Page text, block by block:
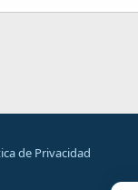
de Privacidad